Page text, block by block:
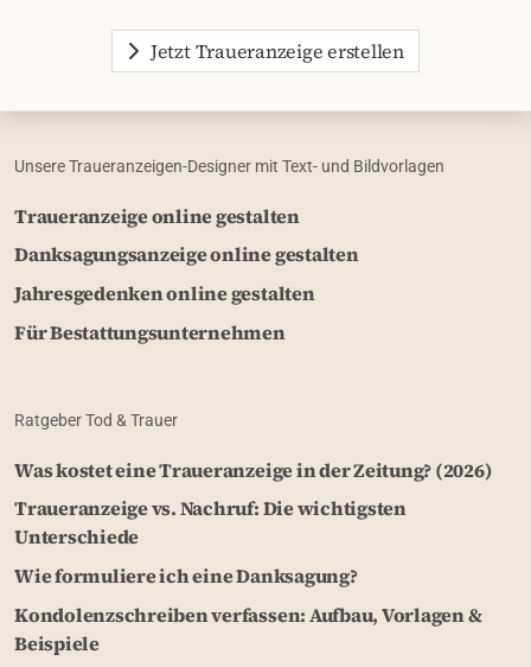
Jetzt Traueranzeige erstellen
Unsere Traueranzeigen-Designer mit Text- und Bildvorlagen
Traueranzeige online gestalten
Danksagungsanzeige online gestalten
Jahresgedenken online gestalten
Für Bestattungsunternehmen
Ratgeber Tod & Trauer
Was kostet eine Traueranzeige in der Zeitung? (2026)
Traueranzeige vs. Nachruf: Die wichtigsten
Unterschiede
Wie formuliere ich eine Danksagung?
Kondolenzschreiben verfassen: Aufbau, Vorlagen &
Beispiele